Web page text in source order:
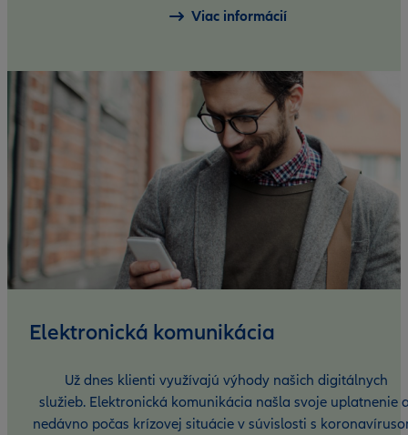
Viac informácií
Elektronická komunikácia
Už dnes klienti využívajú výhody našich digitálnych
služieb. Elektronická komunikácia našla svoje uplatnenie
nedávno počas krízovej situácie v súvislosti s